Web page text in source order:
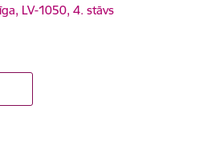
LV-1050, 4. stāvs